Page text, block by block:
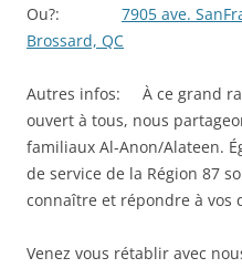
Ou?: 7905 ave.
Brossard, QC
Autres infos: À ce grand
ouvert à tous, nous
familiaux Al-Anon/Alateen.
de service de la Région 87
connaître et répondre à vos
Venez vous rétablir avec